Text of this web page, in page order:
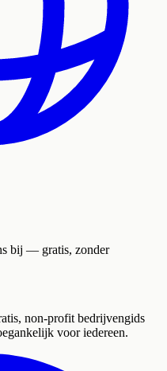
bij — gratis, zonder
non-profit bedrijvengids
voor iedereen.